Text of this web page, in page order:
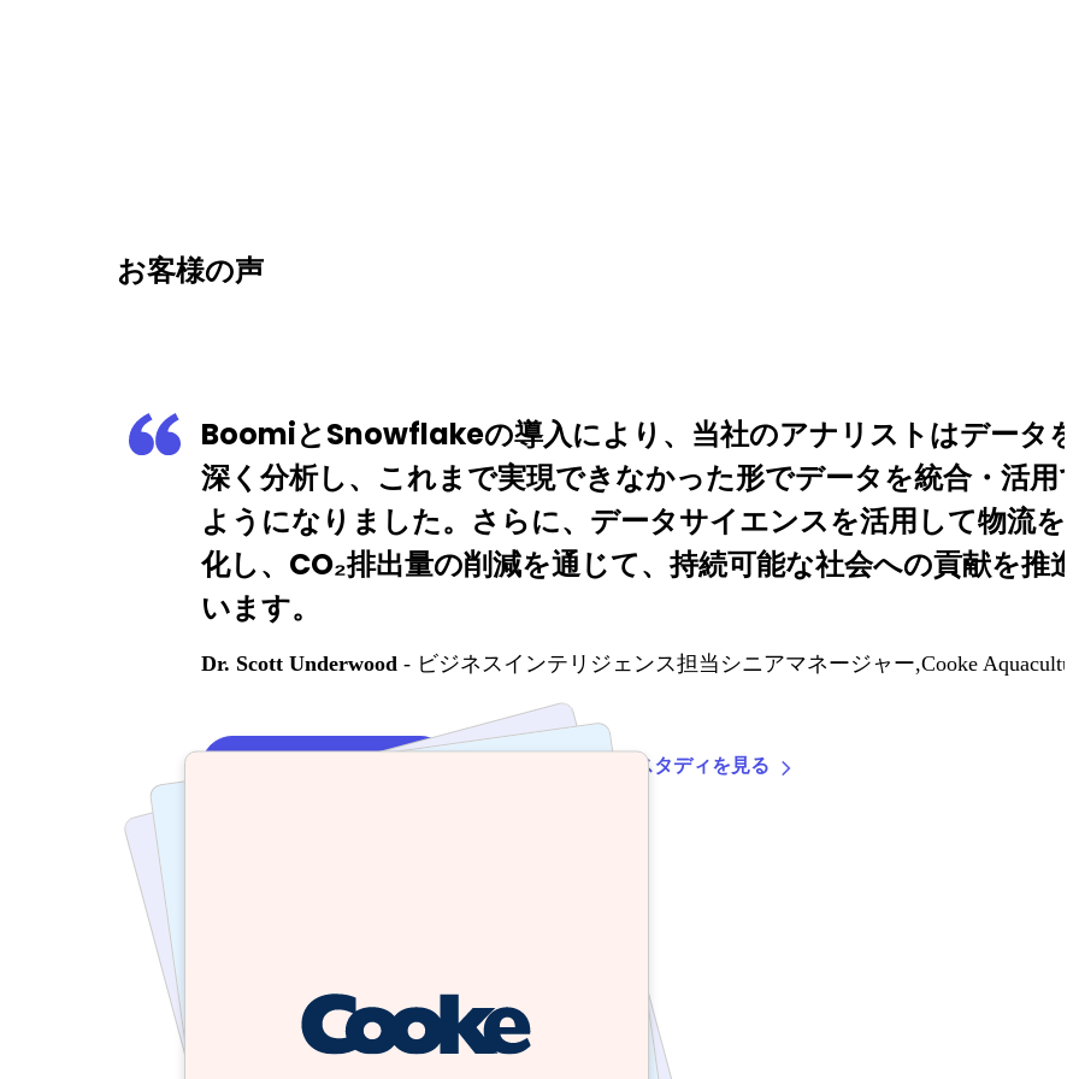
お客様の声
BoomiとSnowflakeの導入により、当社のアナリストはデータを
深く分析し、これまで実現できなかった形でデータを統合・活用
ようになりました。さらに、データサイエンスを活用して物流を
化し、CO₂排出量の削減を通じて、持続可能な社会への貢献を推進
います。
Dr. Scott Underwood - ビジネスインテリジェンス担当シニアマネージャー,Cooke Aquaculture
すべてのケーススタディを見る